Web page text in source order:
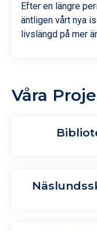
Efter en längre
äntligen vårt nya
livslängd på mer
Våra